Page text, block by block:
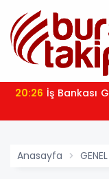
20:26 İş Bankası
Anasayfa GENEL